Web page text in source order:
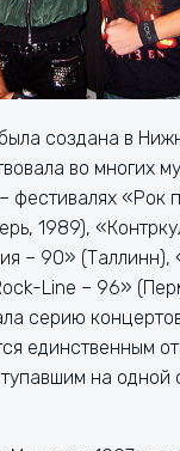
создана в
во многих
фестивалях «Рок
1989),
– 90» (Таллинн),
Line – 96»
серию
единственным
на одной